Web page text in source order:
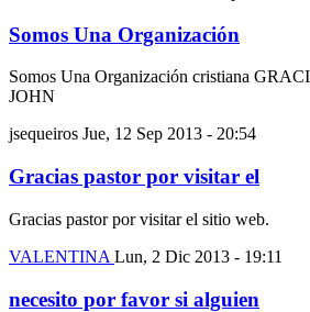
Somos Una Organización
Somos Una Organización cristiana
JOHN
jsequeiros Jue, 12 Sep 2013 - 20:54
Gracias pastor por visitar el
Gracias pastor por visitar el sitio web.
VALENTINA Lun, 2 Dic 2013 - 19:11
necesito por favor si alguien